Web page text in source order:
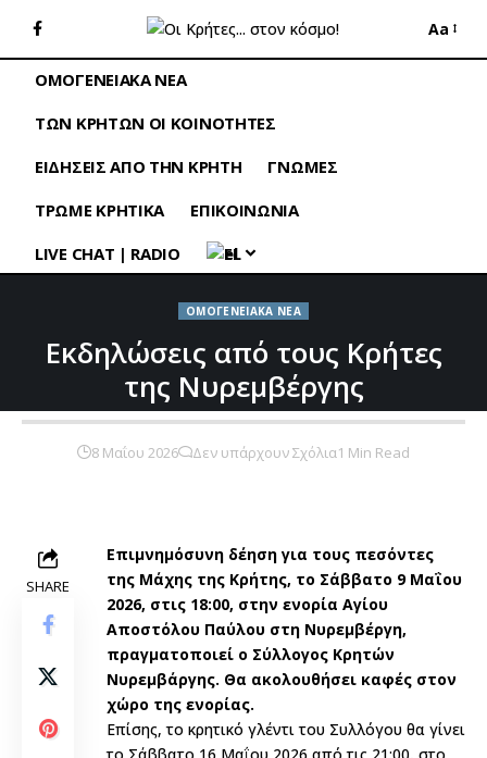
Aa
ΟΜΟΓΕΝΕΙΑΚΑ ΝΕΑ
ΤΩΝ ΚΡΗΤΩΝ ΟΙ ΚΟΙΝΟΤΗΤΕΣ
ΕΙΔΗΣΕΙΣ ΑΠΟ ΤΗΝ ΚΡΗΤΗ
ΓΝΩΜΕΣ
ΤΡΩΜΕ ΚΡΗΤΙΚΑ
ΕΠΙΚΟΙΝΩΝΙΑ
LIVE CHAT | RADIO
EL
ΟΜΟΓΕΝΕΙΑΚΑ ΝΕΑ
Εκδηλώσεις από τους Κρήτες
της Νυρεμβέργης
8 Μαΐου 2026 Δεν υπάρχουν Σχόλια1 Min Read
SHARE
Επιμνημόσυνη δέηση για τους πεσόντες
της Μάχης της Κρήτης, το Σάββατο 9 Μαΐου
2026, στις 18:00, στην ενορία Αγίου
Αποστόλου Παύλου στη Νυρεμβέργη,
πραγματοποιεί ο Σύλλογος Κρητών
Νυρεμβάργης. Θα ακολουθήσει καφές στον
χώρο της ενορίας.
Επίσης, το κρητικό γλέντι του Συλλόγου θα γίνει